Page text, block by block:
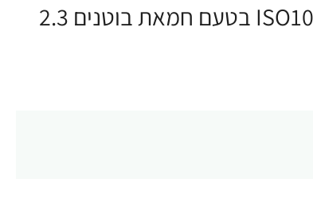
אבקת חלבון איזו 100 דיימטייז ISO100 Hydrolyzed בטעם חמאת בוטנים 2.3